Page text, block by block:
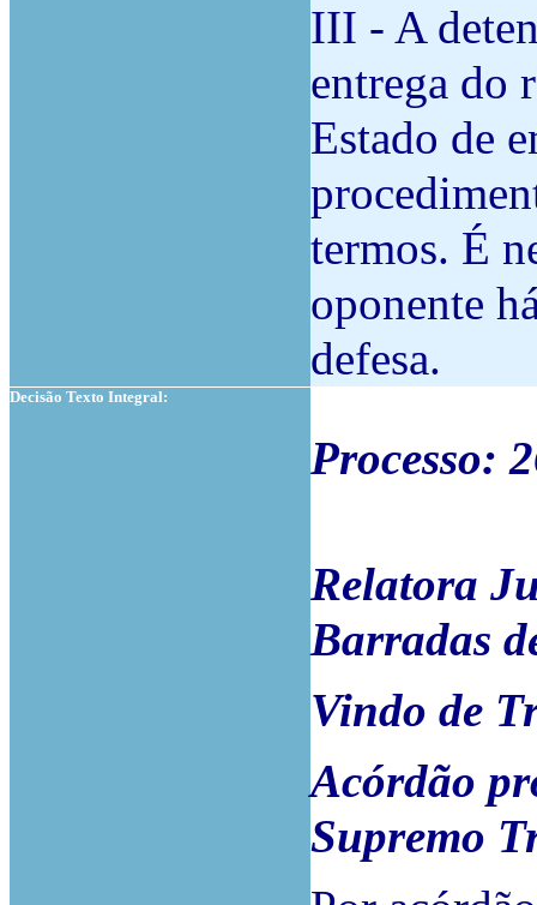
III - A
entrega do
Estado de
termos. É
oponente
defesa.
Decisão Texto Integral:
Processo:
Relatora
Barradas
Vindo de
Acórdão
Supremo